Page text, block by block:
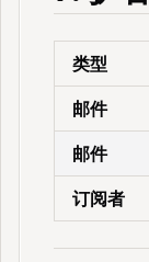
类型
邮件
邮件
订阅者